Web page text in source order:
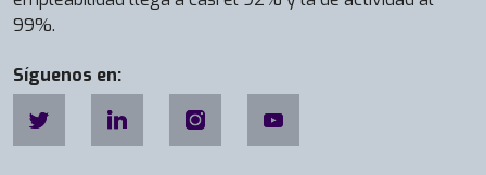
99%.
Síguenos en: